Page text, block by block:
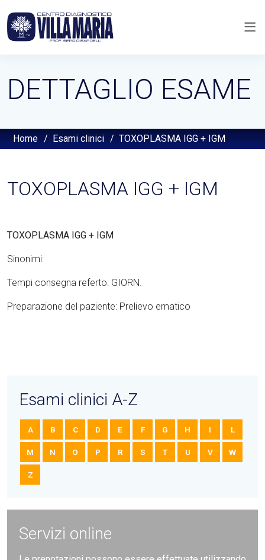
DETTAGLIO ESAME
Home / Esami clinici / TOXOPLASMA IGG + IGM
TOXOPLASMA IGG + IGM
TOXOPLASMA IGG + IGM
Sinonimi:
Tempi consegna referto: GIORN.
Preparazione del paziente: Prelievo ematico
Esami clinici A-Z
A B C D E F G H I L
M N O P R S T U V W
Z
Servizi online